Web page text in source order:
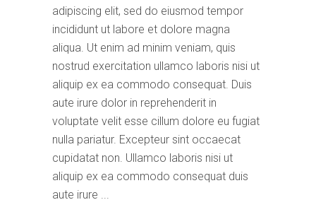
adipiscing elit, sed do eiusmod tempor
incididunt ut labore et dolore magna
aliqua. Ut enim ad minim veniam, quis
nostrud exercitation ullamco laboris nisi ut
aliquip ex ea commodo consequat. Duis
aute irure dolor in reprehenderit in
voluptate velit esse cillum dolore eu fugiat
nulla pariatur. Excepteur sint occaecat
cupidatat non. Ullamco laboris nisi ut
aliquip ex ea commodo consequat duis
aute irure